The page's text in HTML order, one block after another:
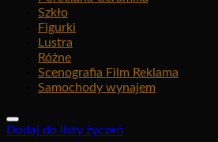
Szkło
Figurki
Lustra
Różne
Scenografia Film Reklama
Samochody wynajem
Dodaj do listy życzeń